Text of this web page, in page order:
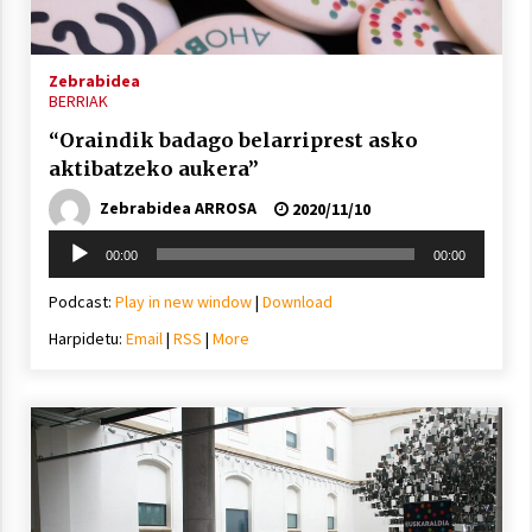
2021/11/25
Mahai-ingurua: irratia, podcastak
eta ondoren zer?
2021/11/12
Arrosaren IX. Topaketak – Mila
esker guztioi!
2021/11/11
Zebrabidea
BERRIAK
“Oraindik badago belarriprest asko
aktibatzeko aukera”
Zebrabidea ARROSA
2020/11/10
Soinu
erreproduzigailua
00:00 00:00
Podcast: Play in new window| Download
Harpidetu: Email| RSS | More